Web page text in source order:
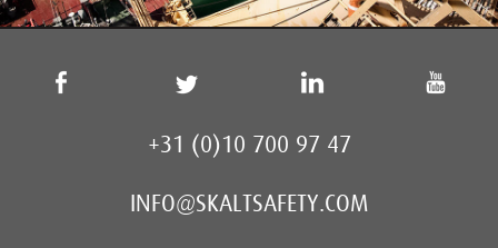
+31 (0)10 700 97 47
INFO@SKALTSAFETY.COM